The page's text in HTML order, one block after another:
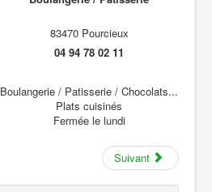
83470 Pourcieux
04 94 78 02 11
Boulangerie / Patisserie / Chocolats...
Plats cuisinés
Fermée le lundi
Suivant